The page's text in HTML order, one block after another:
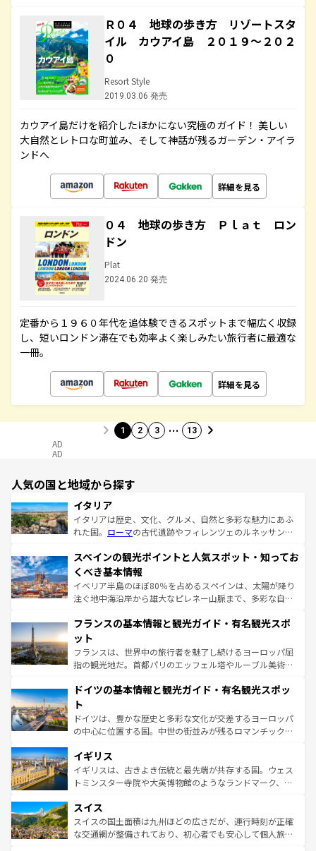
Ｒ０４ 地球の歩き方 リゾートスタ
イル カウアイ島 ２０１９～２０２
０
Resort Style
2019.03.06 発売
カウアイ島だけを紹介したほかにない究極のガイド！ 美しい
大自然とレトロな町並み、そして神話が残るガーデン・アイラ
ンドへ
詳細を見る
０４ 地球の歩き方 Ｐｌａｔ ロン
ドン
Plat
2024.06.20 発売
定番から１９６０年代を追体験できるスポットまで幅広く収録
し、短いロンドン滞在でも効率よく楽しみたい旅行者に最適な
一冊。
詳細を見る
1 2 3 … 13
AD
AD
人気の国と地域から探す
イタリア
イタリアは歴史、文化、グルメ、自然と多彩な魅力にあふ
れた国。 ローマの古代遺跡やフィレンツェのルネッサンス
ろん、トスカーナの美しい田園風景やアマルフィ海岸の絶
景など、自然景観も見逃せない。観光の合間には、本場の
ピザやパスタなど、絶品のイタリア料理を堪能することも
できる。朝目覚めてから夜眠るまで、すべての瞬間を楽し
なお、新着のイタリア情報はコンテンツ一覧を参照してほ
しい。
スペインの観光ポイントと人気スポット・知ってお
くべき基本情報
イベリア半島のほぼ80％を占めるスペインは、太陽が降り
注ぐ地中海沿岸から雄大なピレネー山脈まで、多彩な自然
文化が根付くこの国では、情熱的なフラメンコ、熱気あふ
れる闘牛、そして美味しいタパスが生活の一部となってい
る。首都マドリードの洗練された雰囲気や、バルセロナの
アートに溢れた街角から、地方では古代ローマ遺跡や中世
せる。地方によって風土や気候が異なるスペインはその個
ンテンツ一覧 を参照してほしい。
フランスの基本情報と観光ガイド・有名観光スポ
ット
フランスは、世界中の旅行者を魅了し続けるヨーロッパ屈
指の観光地だ。首都パリのエッフェル塔やルーブル美術館
で、幅広い魅力が詰まっている。華麗な宮殿、歴史的な大
聖堂、美しいビーチ、そして豊かな自然が、訪れる者を心
から魅了する。また、フランスは美食の国としても知ら
れ、フランス料理はユネスコ無形文化遺産にも登録されて
香り高いラベンダー畑など、多彩な楽しみ方が可能だ。さ
らに、パリ以外の地域にも魅力が溢れており、どの街角に
も豊かな歴史と文化が息づいている。パリ以外の個性あふ
を参照してほしい。
ドイツの基本情報と観光ガイド・有名観光スポッ
ト
ドイツは、豊かな歴史と多彩な文化が交差するヨーロッパ
の中心に位置する国。中世の街並みが残るロマンチック街
顔を持つこの国は、どこを歩いても飽きることがない。ベ
ルリンの文化的活気、バイエルン州のアルプスの絶景、そ
してライン川沿いのワイン畑といった風景は必見。ビール
は、お酒好きな人にはぜひ体験してほしい。 なお、新着の
ドイツ情報はコンテンツ一覧を参照してほしい。
イギリス
イギリスは、古きよき伝統と最先端が共存する国。ウェス
トミンスター寺院や大英博物館のようなランドマーク、歴
リアごとに異なる魅力がある。また、優雅なアフタヌーン
ティー、ビール好きにはたまらない英国パブ、サッカー観
戦など、本場だからこそできる体験も豊富。イギリスを旅
スイス
スイスの国土面積は九州ほどの広さだが、運行時刻が正確
な交通網が整備されており、初心者でも安心して個人旅行